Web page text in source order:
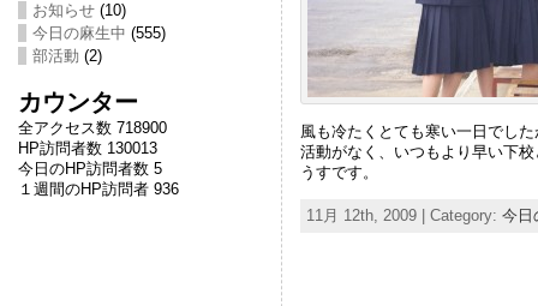
お知らせ(10)
今日の麻生中 (555)
部活動 (2)
カウンター
全アクセス数 718900
HP訪問者数 130013
今日のHP訪問者数 5
１週間のHP訪問者 936
風も冷たくとても寒い一日でし
活動がなく、いつもより早い下
うすです。
11月 12th, 2009 | Category: 今日